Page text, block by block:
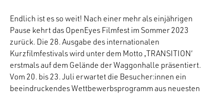
Endlich ist es so weit! Nach einer mehr als einjährigen
Pause kehrt das OpenEyes Filmfest im Sommer 2023
zurück. Die 28. Ausgabe des internationalen
Kurzfilmfestivals wird unter dem Motto ‚TRANSITION‘
erstmals auf dem Gelände der Waggonhalle präsentiert.
Vom 20. bis 23. Juli erwartet die Besucher:innen ein
beeindruckendes Wettbewerbsprogramm aus neuesten